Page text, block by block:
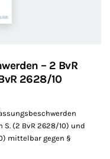
– 2 BvR
2628/10
S. (2 BvR 2628/10) und
mittelbar gegen §